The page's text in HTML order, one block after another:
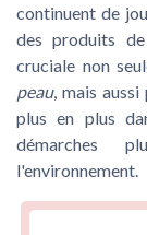
continuent de
des produits de
cruciale non
peau, mais
plus en plus
démarches
l'environnement.